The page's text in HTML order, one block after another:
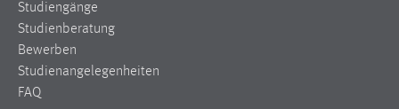
Studiengänge
Studienberatung
Bewerben
Studienangelegenheiten
FAQ